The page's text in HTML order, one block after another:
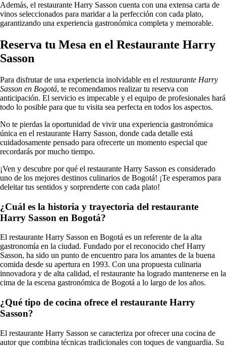
Además, el restaurante Harry Sasson cuenta con una extensa carta de
vinos seleccionados para maridar a la perfección con cada plato,
garantizando una experiencia gastronómica completa y memorable.
Reserva tu Mesa en el Restaurante Harry
Sasson
Para disfrutar de una experiencia inolvidable en el restaurante Harry
Sasson en Bogotá, te recomendamos realizar tu reserva con
anticipación. El servicio es impecable y el equipo de profesionales hará
todo lo posible para que tu visita sea perfecta en todos los aspectos.
No te pierdas la oportunidad de vivir una experiencia gastronómica
única en el restaurante Harry Sasson, donde cada detalle está
cuidadosamente pensado para ofrecerte un momento especial que
recordarás por mucho tiempo.
¡Ven y descubre por qué el restaurante Harry Sasson es considerado
uno de los mejores destinos culinarios de Bogotá! ¡Te esperamos para
deleitar tus sentidos y sorprenderte con cada plato!
¿Cuál es la historia y trayectoria del restaurante
Harry Sasson en Bogotá?
El restaurante Harry Sasson en Bogotá es un referente de la alta
gastronomía en la ciudad. Fundado por el reconocido chef Harry
Sasson, ha sido un punto de encuentro para los amantes de la buena
comida desde su apertura en 1993. Con una propuesta culinaria
innovadora y de alta calidad, el restaurante ha logrado mantenerse en la
cima de la escena gastronómica de Bogotá a lo largo de los años.
¿Qué tipo de cocina ofrece el restaurante Harry
Sasson?
El restaurante Harry Sasson se caracteriza por ofrecer una cocina de
autor que combina técnicas tradicionales con toques de vanguardia. Su